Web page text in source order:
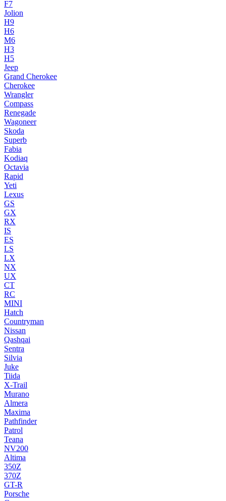
F7
Jolion
H9
H6
M6
H3
H5
Jeep
Grand Cherokee
Cherokee
Wrangler
Compass
Renegade
Wagoneer
Skoda
Superb
Fabia
Kodiaq
Octavia
Rapid
Yeti
Lexus
GS
GX
RX
IS
ES
LS
LX
NX
UX
CT
RC
MINI
Hatch
Countryman
Nissan
Qashqai
Sentra
Silvia
Juke
Tiida
X-Trail
Murano
Almera
Maxima
Pathfinder
Patrol
Teana
NV200
Altima
350Z
370Z
GT-R
Porsche